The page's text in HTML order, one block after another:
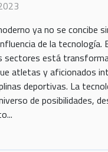
ya no se concibe
de la tecnología.
sectores está
atletas y aficionados
deportivas. La
de posibilidades,